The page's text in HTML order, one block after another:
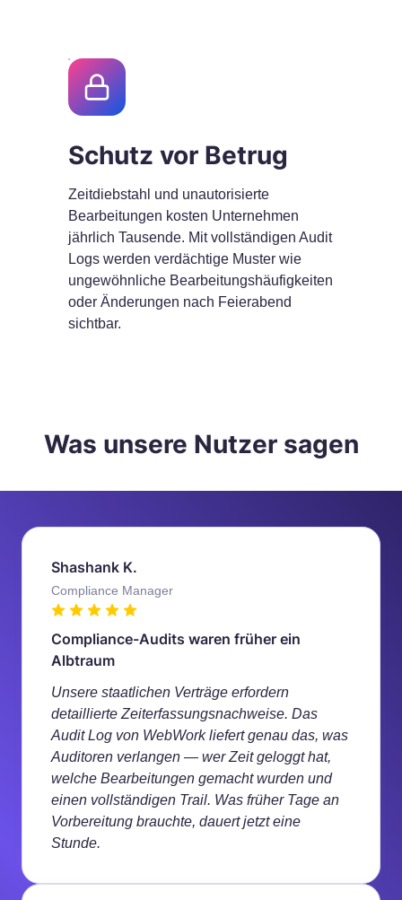
Schutz vor Betrug
Zeitdiebstahl und unautorisierte
Bearbeitungen kosten Unternehmen
jährlich Tausende. Mit vollständigen Audit
Logs werden verdächtige Muster wie
ungewöhnliche Bearbeitungshäufigkeiten
oder Änderungen nach Feierabend
sichtbar.
Was unsere Nutzer sagen
Shashank K.
Compliance Manager
Compliance-Audits waren früher ein
Albtraum
Unsere staatlichen Verträge erfordern
detaillierte Zeiterfassungsnachweise. Das
Audit Log von WebWork liefert genau das, was
Auditoren verlangen — wer Zeit geloggt hat,
welche Bearbeitungen gemacht wurden und
einen vollständigen Trail. Was früher Tage an
Vorbereitung brauchte, dauert jetzt eine
Stunde.